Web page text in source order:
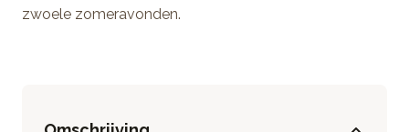
zwoele zomeravonden.